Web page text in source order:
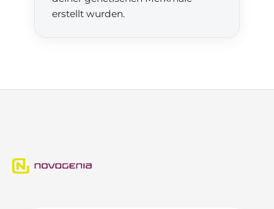
erstellt wurden.